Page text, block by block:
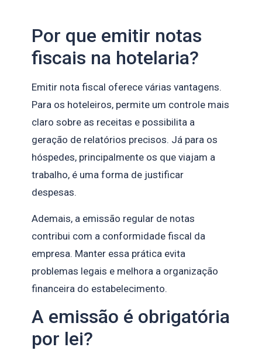
Por que emitir notas
fiscais na hotelaria?
Emitir nota fiscal oferece várias vantagens.
Para os hoteleiros, permite um controle mais
claro sobre as receitas e possibilita a
geração de relatórios precisos. Já para os
hóspedes, principalmente os que viajam a
trabalho, é uma forma de justificar
despesas.
Ademais, a emissão regular de notas
contribui com a conformidade fiscal da
empresa. Manter essa prática evita
problemas legais e melhora a organização
financeira do estabelecimento.
A emissão é obrigatória
por lei?